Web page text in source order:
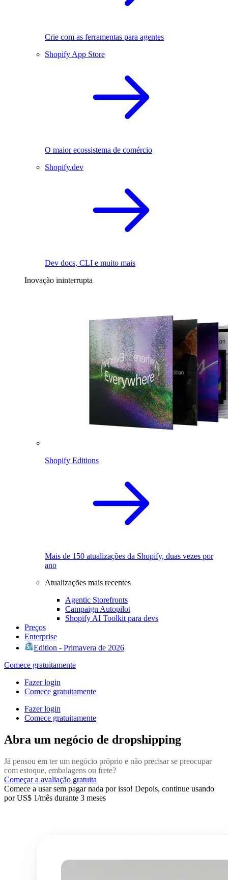
Crie com as ferramentas para agentes
Shopify App Store
O maior ecossistema de comércio
Shopify.dev
Dev docs, CLI e muito mais
Inovação ininterrupta
Shopify Editions
Mais de 150 atualizações da Shopify, duas vezes por
ano
Atualizações mais recentes
Agentic Storefronts
Campaign Autopilot
Shopify AI Toolkit para devs
Preços
Enterprise
Edition - Primavera de 2026
Comece gratuitamente
Fazer login
Comece gratuitamente
Fazer login
Comece gratuitamente
Abra um negócio de dropshipping
Já pensou em ter um negócio próprio e não precisar se preocupar
com estoque, embalagens ou frete?
Começar a avaliação gratuita
Comece a usar sem pagar nada por isso! Depois, continue usando
por US$ 1/mês durante 3 meses